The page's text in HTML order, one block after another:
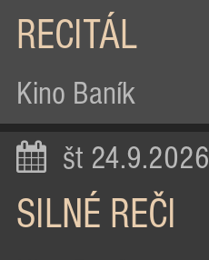
RECITÁL
Kino Baník
št 24.9.2026
SILNÉ REČI